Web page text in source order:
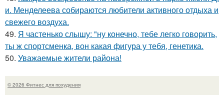
и. Менделеева собираются любители активного отдыха и
свежего воздуха.
49. Я частенько слышу: "ну конечно, тебе легко говорить,
ты ж спортсменка, вон какая фигура у тебя, генетика.
50. Уважаемые жители района!
© 2026 Фитнес для похудения